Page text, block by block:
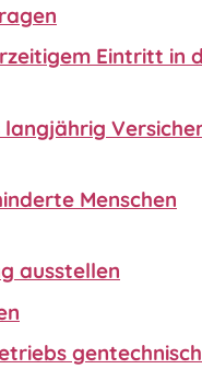
Eintritt in
Menschen
ausstellen